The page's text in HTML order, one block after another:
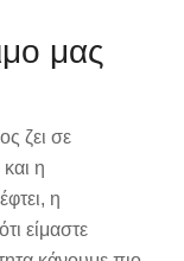
μας
ζει σε
η
η
είμαστε